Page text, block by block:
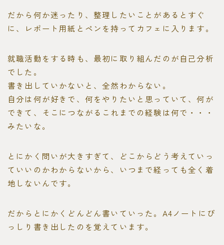
だから何か迷ったり、整理したいことがあるとすぐ
に、レポート用紙とペンを持ってカフェに入ります。
就職活動をする時も、最初に取り組んだのが自己分析
でした。
書き出していかないと、全然わからない。
自分は何が好きで、何をやりたいと思っていて、何が
できて、そこにつながるこれまでの経験は何で・・・
みたいな。
とにかく問いが大きすぎて、どこからどう考えていっ
ていいのかわからないから、いつまで経っても全く着
地しないんです。
だからとにかくどんどん書いていった。A4ノートにび
っしり書き出したのを覚えています。